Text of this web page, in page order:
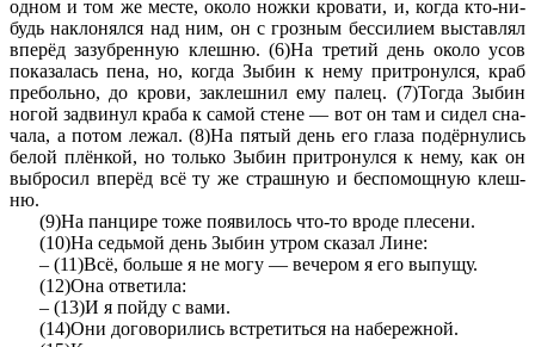
одном и том же месте, около ножки кро­ва­ти, и, когда кто-ни­
будь на­кло­нял­ся над ним, он с гроз­ным бес­си­ли­ем вы­став­лял
вперёд за­зуб­рен­ную клеш­ню. (6)На тре­тий день около усов
по­ка­за­лась пена, но, когда Зыбин к нему при­тро­нул­ся, краб
пре­боль­но, до крови, за­клеш­нил ему палец. (7)Тогда Зыбин
ногой за­дви­нул краба к самой стене — вот он там и сидел сна­
ча­ла, а потом лежал. (8)На пятый день его глаза подёрну­лись
белой плёнкой, но толь­ко Зыбин при­тро­нул­ся к нему, как он
вы­бро­сил вперёд всё ту же страш­ную и бес­по­мощ­ную клеш­
ню.
(9)На пан­ци­ре тоже по­яви­лось что-то вроде пле­се­ни.
(10)На седь­мой день Зыбин утром ска­зал Лине:
– (11)Всё, боль­ше я не могу — ве­че­ром я его вы­пу­щу.
(12)Она от­ве­ти­ла:
– (13)И я пойду с вами.
(14)Они до­го­во­ри­лись встре­тить­ся на на­бе­реж­ной.